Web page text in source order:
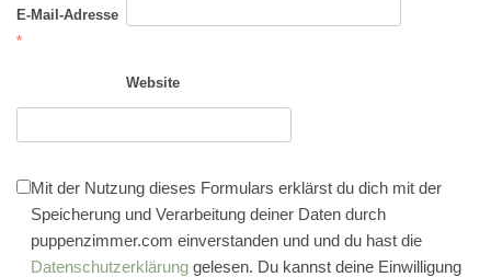
E-Mail-Adresse
*
Website
Mit der Nutzung dieses Formulars erklärst du dich mit der
Speicherung und Verarbeitung deiner Daten durch
puppenzimmer.com einverstanden und und du hast die
Datenschutzerklärung gelesen. Du kannst deine Einwilligung